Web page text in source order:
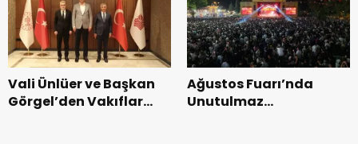
başladı.
Vali Ünlüer ve Başkan
Görgel’den Vakıflar
Ağustos Fuarı’nda
Unutulmaz